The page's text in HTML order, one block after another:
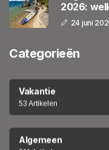
2026:
24 juni
Categorieën
Vakantie
53 Artikelen
Algemeen